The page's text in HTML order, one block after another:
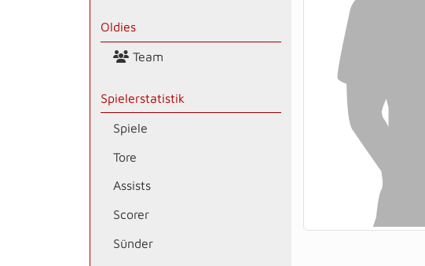
Oldies
Team
Spielerstatistik
Spiele
Tore
Assists
Scorer
Sünder